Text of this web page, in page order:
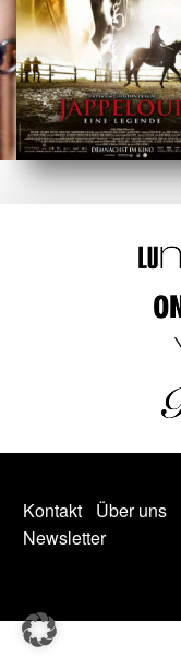
Kontakt Über uns
Newsletter